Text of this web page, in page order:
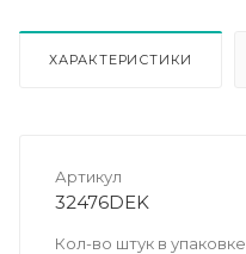
ХАРАКТЕРИСТИКИ
Артикул
32476DEK
Кол-во штук в упаковке